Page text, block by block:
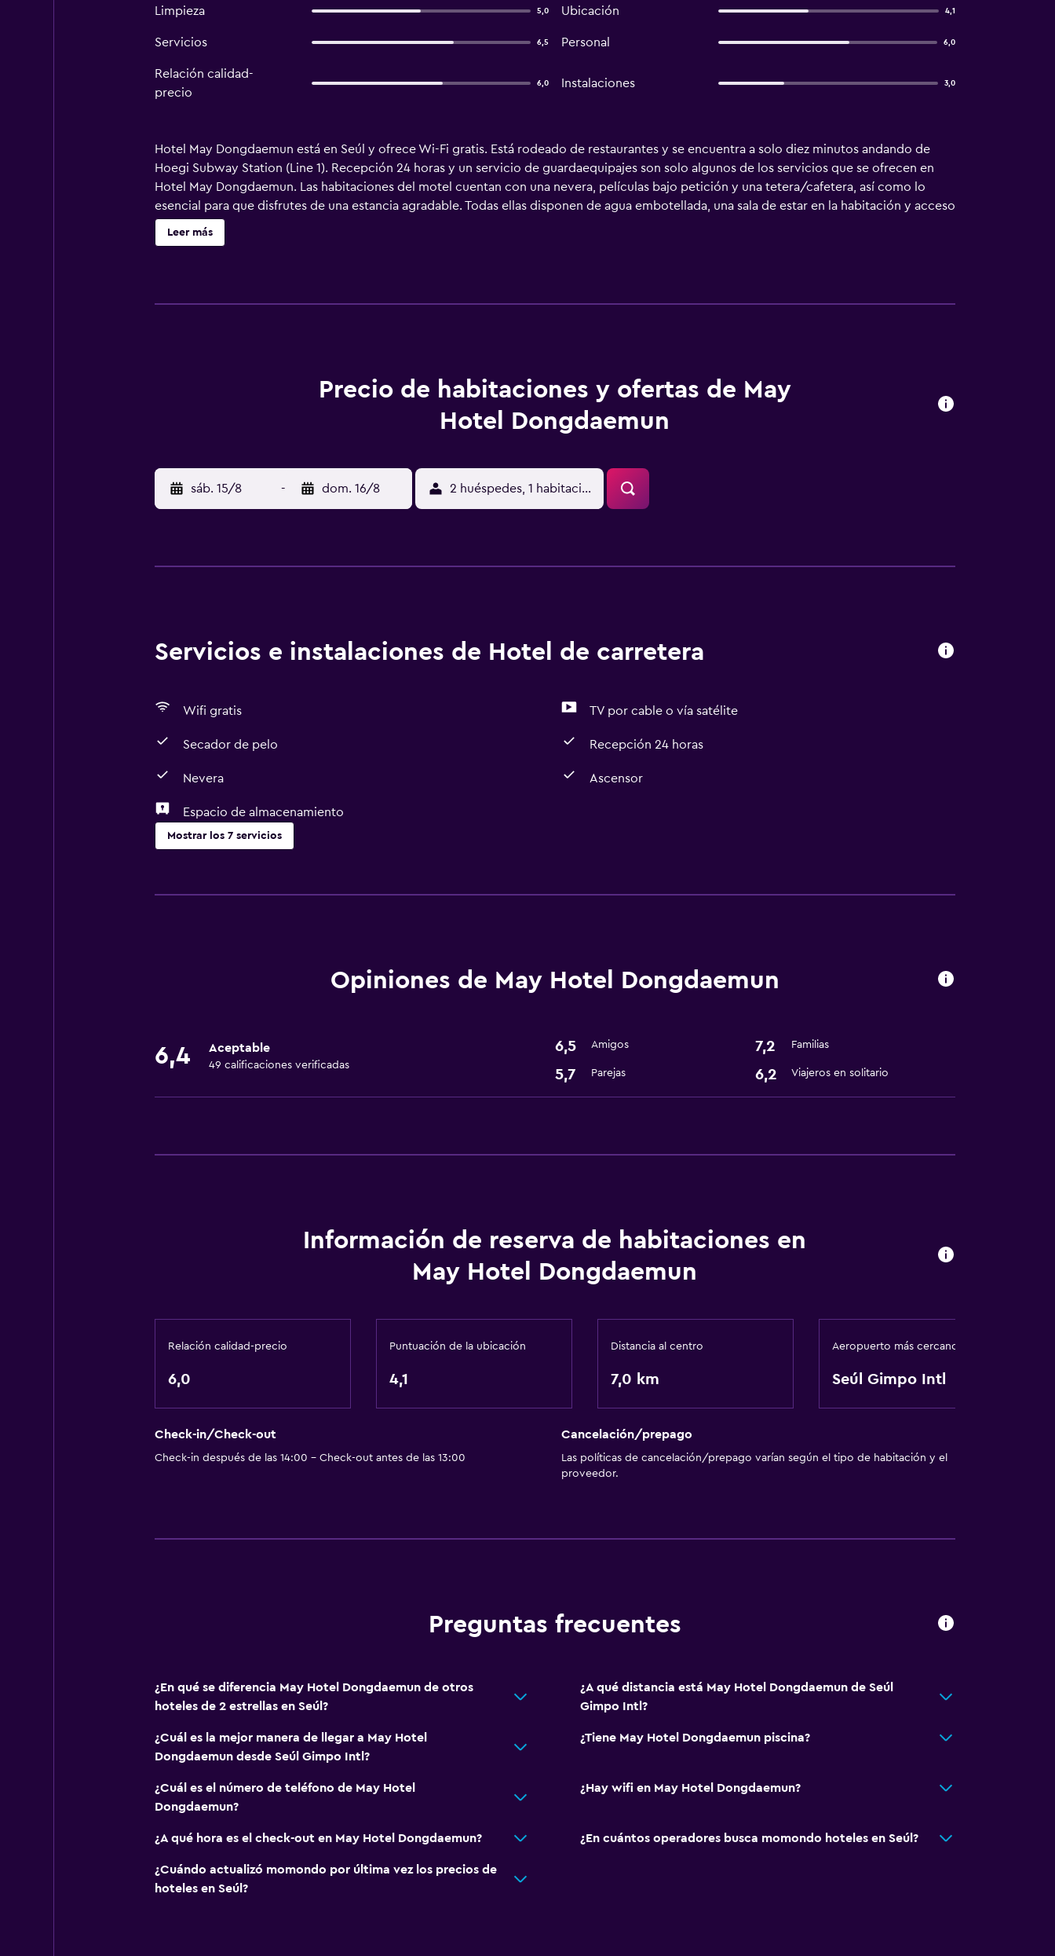
Limpieza 5,0 Ubicación 4,1
Servicios 6,5 Personal 6,0
Relación calidad-
precio
6,0 Instalaciones 3,0
Hotel May Dongdaemun está en Seúl y ofrece Wi-Fi gratis. Está rodeado de restaurantes y se encuentra a solo diez minutos andando de
Hoegi Subway Station (Line 1). Recepción 24 horas y un servicio de guardaequipajes son solo algunos de los servicios que se ofrecen en
Hotel May Dongdaemun. Las habitaciones del motel cuentan con una nevera, películas bajo petición y una tetera/cafetera, así como lo
esencial para que disfrutes de una estancia agradable. Todas ellas disponen de agua embotellada, una sala de estar en la habitación y acceso
a internet en las habitaciones. Hotel May Dongdaemun está situado entre los lugares de interés más conocidos de la zona, incluyendo
University of Seoul, Hankuk University of Foreign Studies y Kyung Hee University, que quedan apenas a 20 minutos a pie. Se encuentra a 20
Leer más
Precio de habitaciones y ofertas de May
Hotel Dongdaemun
sáb. 15/8 - dom. 16/8 2 huéspedes, 1 habitación
Servicios e instalaciones de Hotel de carretera
Wifi gratis TV por cable o vía satélite
Secador de pelo Recepción 24 horas
Nevera Ascensor
Espacio de almacenamiento
Mostrar los 7 servicios
TV por cable o vía satélite
Ascensor
Opiniones de May Hotel Dongdaemun
6,4 Aceptable
49 calificaciones verificadas
6,5 Amigos 7,2 Familias
5,7 Parejas 6,2 Viajeros en solitario
Información de reserva de habitaciones en
May Hotel Dongdaemun
Relación calidad-precio
6,0
Puntuación de la ubicación
4,1
Distancia al centro
7,0 km
Aeropuerto más cercano
Seúl Gimpo Intl
Check-in/Check-out
Check-in después de las 14:00 - Check-out antes de las 13:00
Cancelación/prepago
Las políticas de cancelación/prepago varían según el tipo de habitación y el
proveedor.
Preguntas frecuentes
¿En qué se diferencia May Hotel Dongdaemun de otros
hoteles de 2 estrellas en Seúl?
¿A qué distancia está May Hotel Dongdaemun de Seúl
Gimpo Intl?
¿Cuál es la mejor manera de llegar a May Hotel
Dongdaemun desde Seúl Gimpo Intl?
¿Tiene May Hotel Dongdaemun piscina?
¿Cuál es el número de teléfono de May Hotel
Dongdaemun?
¿Hay wifi en May Hotel Dongdaemun?
¿A qué hora es el check-out en May Hotel Dongdaemun? ¿En cuántos operadores busca momondo hoteles en Seúl?
¿Cuándo actualizó momondo por última vez los precios de
hoteles en Seúl?